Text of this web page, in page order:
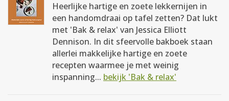
Heerlijke hartige en zoete lekkernijen in
een handomdraai op tafel zetten? Dat lukt
met 'Bak & relax' van Jessica Elliott
Dennison. In dit sfeervolle bakboek staan
allerlei makkelijke hartige en zoete
recepten waarmee je met weinig
inspanning... bekijk 'Bak & relax'